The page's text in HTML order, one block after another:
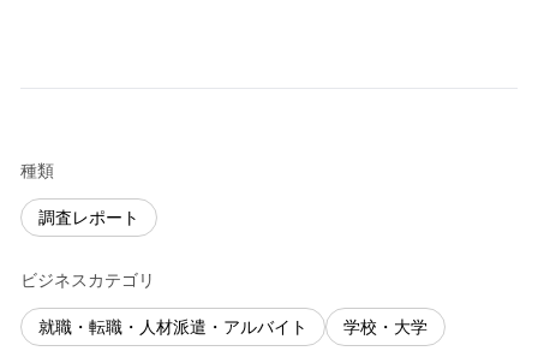
種類
調査レポート
ビジネスカテゴリ
就職・転職・人材派遣・アルバイト 学校・大学